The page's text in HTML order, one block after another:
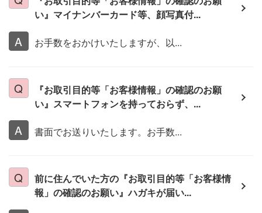
い』マイナンバーカード等、顔写真付...
お手数をおかけいたしますが、以...
『お取引目的等「お客様情報」の確認のお願
い』スマートフォンを持っておらず、...
書面でお送りいたします。お手数...
前に住んでいた方の『お取引目的等「お客様情
報」の確認のお願い』ハガキが届い...